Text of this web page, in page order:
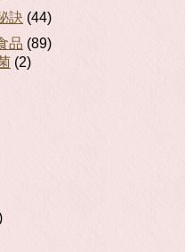
訣 (44)
品 (89)
(2)